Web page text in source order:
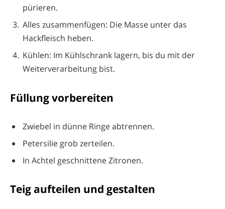
pürieren.
Alles zusammenfügen: Die Masse unter das
Hackfleisch heben.
Kühlen: Im Kühlschrank lagern, bis du mit der
Weiterverarbeitung bist.
Füllung vorbereiten
Zwiebel in dünne Ringe abtrennen.
Petersilie grob zerteilen.
In Achtel geschnittene Zitronen.
Teig aufteilen und gestalten